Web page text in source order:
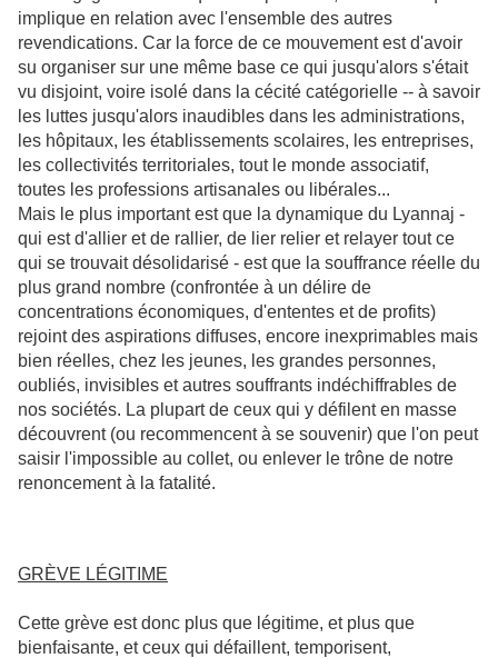
implique en relation avec l'ensemble des autres
revendications. Car la force de ce mouvement est d'avoir
su organiser sur une même base ce qui jusqu'alors s'était
vu disjoint, voire isolé dans la cécité catégorielle -- à savoir
les luttes jusqu'alors inaudibles dans les administrations,
les hôpitaux, les établissements scolaires, les entreprises,
les collectivités territoriales, tout le monde associatif,
toutes les professions artisanales ou libérales...
Mais le plus important est que la dynamique du Lyannaj -
qui est d'allier et de rallier, de lier relier et relayer tout ce
qui se trouvait désolidarisé - est que la souffrance réelle du
plus grand nombre (confrontée à un délire de
concentrations économiques, d'ententes et de profits)
rejoint des aspirations diffuses, encore inexprimables mais
bien réelles, chez les jeunes, les grandes personnes,
oubliés, invisibles et autres souffrants indéchiffrables de
nos sociétés. La plupart de ceux qui y défilent en masse
découvrent (ou recommencent à se souvenir) que l'on peut
saisir l'impossible au collet, ou enlever le trône de notre
renoncement à la fatalité.
GRÈVE LÉGITIME
Cette grève est donc plus que légitime, et plus que
bienfaisante, et ceux qui défaillent, temporisent,